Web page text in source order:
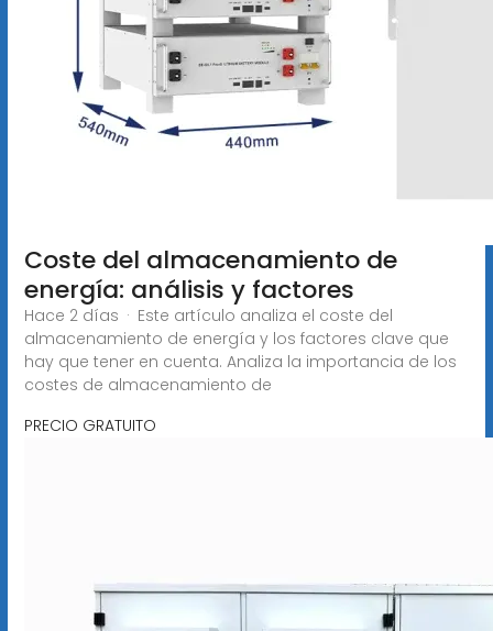
Coste del almacenamiento de
energía: análisis y factores
Hace 2 días · Este artículo analiza el coste del
almacenamiento de energía y los factores clave que
hay que tener en cuenta. Analiza la importancia de los
costes de almacenamiento de
PRECIO GRATUITO